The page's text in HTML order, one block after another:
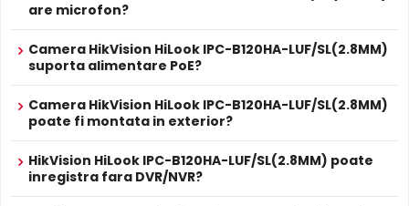
BLC (Compensare Lumina)
mecanic (ICR), infrarosu inteligent (Smart IR).
Alimentare
12V DC / 9 W
Sursa de alimentare NU este inclusa
POE
Se poate alimenta printr-un singur cablu UTP/FTP din
NVR sau Switch POE
Prospect
tehnic
HikVision HiLook IPC-B120HA-LUF/SL(2.8MM)
are microfon?
Camera HikVision HiLook IPC-B120HA-LUF/SL(2.8MM)
suporta alimentare PoE?
Camera HikVision HiLook IPC-B120HA-LUF/SL(2.8MM)
poate fi montata in exterior?
HikVision HiLook IPC-B120HA-LUF/SL(2.8MM) poate
inregistra fara DVR/NVR?